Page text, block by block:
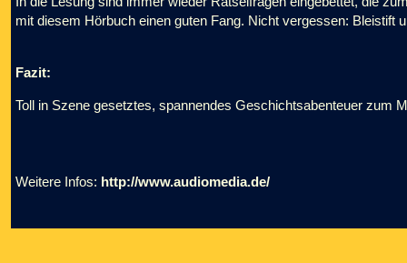
mit diesem Hörbuch einen guten Fang. Nicht vergessen: Bleistift
Fazit:
Toll in Szene gesetztes, spannendes Geschichtsabenteuer zum
Weitere Infos: http://www.audiomedia.de/